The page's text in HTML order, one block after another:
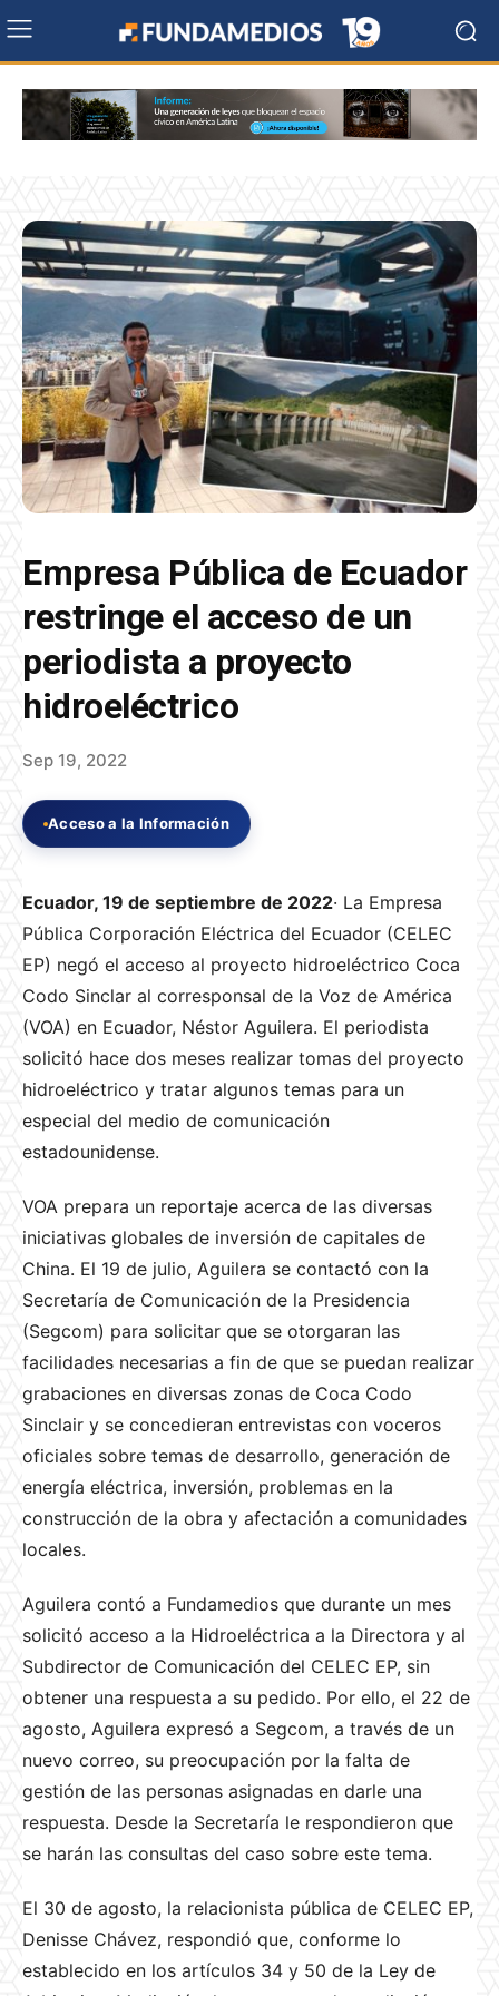
Empresa Pública de Ecuador
restringe el acceso de un
periodista a proyecto
hidroeléctrico
Sep 19, 2022
Acceso a la Información
Ecuador, 19 de septiembre de 2022· La Empresa
Pública Corporación Eléctrica del Ecuador (CELEC
EP) negó el acceso al proyecto hidroeléctrico Coca
Codo Sinclar al corresponsal de la Voz de América
(VOA) en Ecuador, Néstor Aguilera. El periodista
solicitó hace dos meses realizar tomas del proyecto
hidroeléctrico y tratar algunos temas para un
especial del medio de comunicación
estadounidense.
VOA prepara un reportaje acerca de las diversas
iniciativas globales de inversión de capitales de
China. El 19 de julio, Aguilera se contactó con la
Secretaría de Comunicación de la Presidencia
(Segcom) para solicitar que se otorgaran las
facilidades necesarias a fin de que se puedan realizar
grabaciones en diversas zonas de Coca Codo
Sinclair y se concedieran entrevistas con voceros
oficiales sobre temas de desarrollo, generación de
energía eléctrica, inversión, problemas en la
construcción de la obra y afectación a comunidades
locales.
Aguilera contó a Fundamedios que durante un mes
solicitó acceso a la Hidroeléctrica a la Directora y al
Subdirector de Comunicación del CELEC EP, sin
obtener una respuesta a su pedido. Por ello, el 22 de
agosto, Aguilera expresó a Segcom, a través de un
nuevo correo, su preocupación por la falta de
gestión de las personas asignadas en darle una
respuesta. Desde la Secretaría le respondieron que
se harán las consultas del caso sobre este tema.
El 30 de agosto, la relacionista pública de CELEC EP,
Denisse Chávez, respondió que, conforme lo
establecido en los artículos 34 y 50 de la Ley de